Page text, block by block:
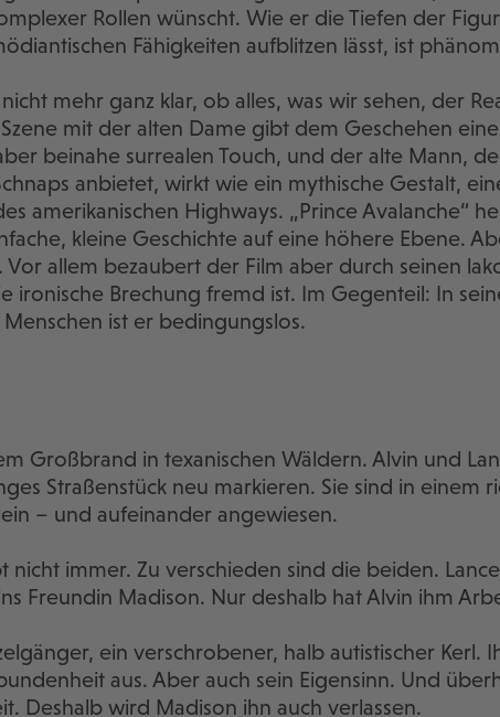
Rollen wünscht. Wie er die Tiefen der
Fähigkeiten aufblitzen lässt, ist
mehr ganz klar, ob alles, was wir sehen, der
mit der alten Dame gibt dem Geschehen
beinahe surrealen Touch, und der alte Mann,
anbietet, wirkt wie ein mythische Gestalt,
amerikanischen Highways. „Prince Avalanche“
kleine Geschichte auf eine höhere Ebene.
Vor allem bezaubert der Film aber durch seinen
ironische Brechung fremd ist. Im Gegenteil: In
ist er bedingungslos.
Großbrand in texanischen Wäldern. Alvin und
Straßenstück neu markieren. Sie sind in einem
– und aufeinander angewiesen.
nicht immer. Zu verschieden sind die beiden.
Freundin Madison. Nur deshalb hat Alvin ihm
ein verschrobener, halb autistischer Kerl.
aus. Aber auch sein Eigensinn. Und
Deshalb wird Madison ihn auch verlassen.